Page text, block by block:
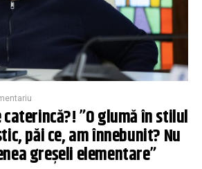
caterincă?! ”O glumă în stilul
păi ce, am înnebunit? Nu
greșeli elementare”